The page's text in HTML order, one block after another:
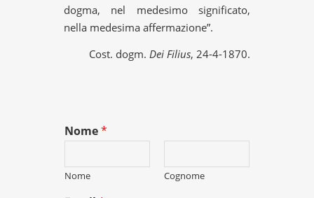
dogma, nel medesimo significato,
nella medesima affermazione”.
Cost. dogm. Dei Filius, 24-4-1870.
Nome*
Nome Cognome